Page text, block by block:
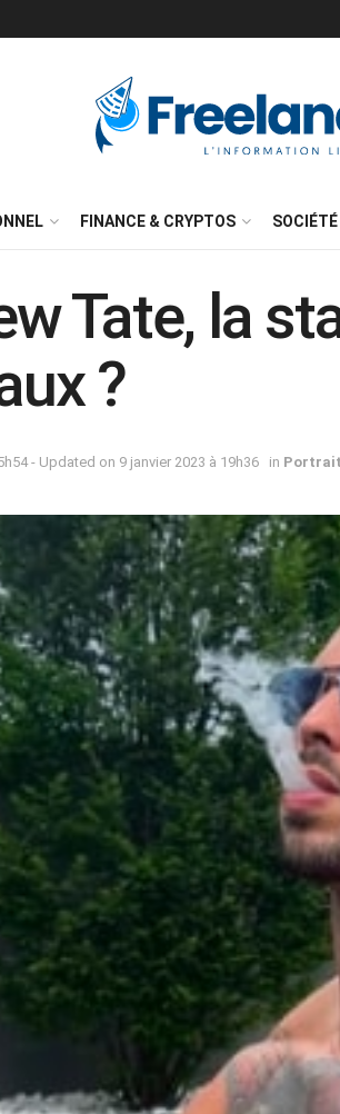
FINANCE & CRYPTOS SOCIÉTÉ
Tate, la
?
- Updated on 9 janvier 2023 à 19h36 in Portrait